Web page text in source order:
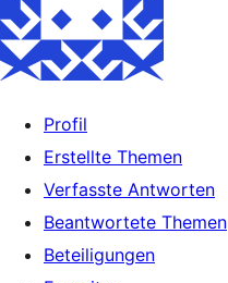
Profil
Erstellte Themen
Verfasste Antworten
Beantwortete Themen
Beteiligungen